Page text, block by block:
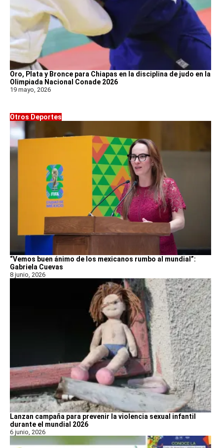
Oro, Plata y Bronce para Chiapas en la disciplina de judo en la
Olimpiada Nacional Conade 2026
19 mayo, 2026
Otros Deportes
“Vemos buen ánimo de los mexicanos rumbo al mundial”:
Gabriela Cuevas
8 junio, 2026
Lanzan campaña para prevenir la violencia sexual infantil
durante el mundial 2026
6 junio, 2026